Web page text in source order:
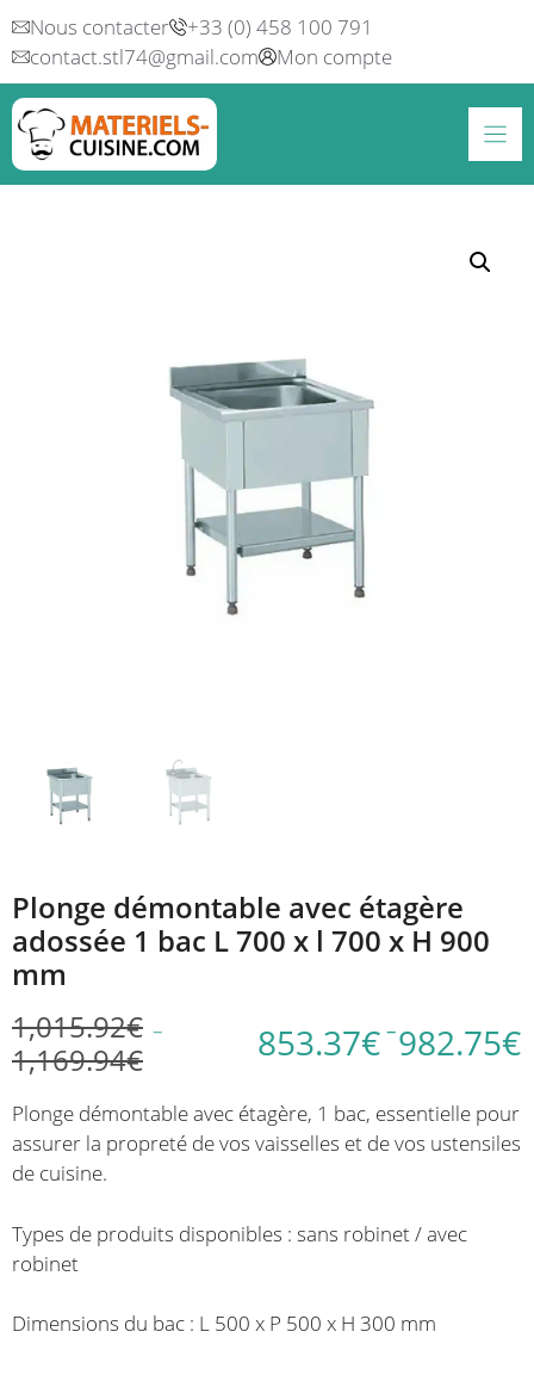
Aller
au
contenu
Nous contacter
+33 (0) 458 100 791
contact.stl74@gmail.com
Mon compte
Plonge démontable avec étagère
adossée 1 bac L 700 x l 700 x H 900
mm
1,015.92€ –
1,169.94€Plage
prix :
1,015.92€
853.37€ –982.75€
Plage
prix :
853.37€
à
Plonge démontable avec étagère, 1 bac, essentielle pour
assurer la propreté de vos vaisselles et de vos ustensiles
de cuisine.
Types de produits disponibles : sans robinet / avec
robinet
Dimensions du bac : L 500 x P 500 x H 300 mm